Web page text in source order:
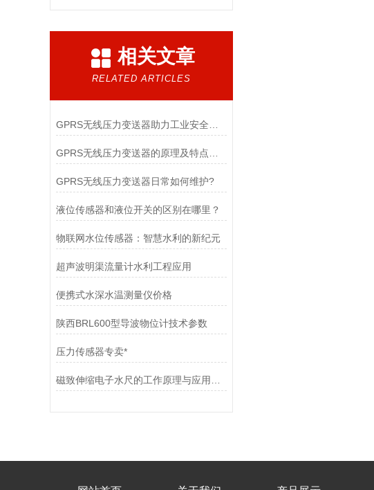
相关文章
RELATED ARTICLES
GPRS无线压力变送器日常如何维护?
液位传感器和液位开关的区别在哪里？
物联网水位传感器：智慧水利的新纪元
超声波明渠流量计水利工程应用
便携式水深水温测量仪价格
陕西BRL600型导波物位计技术参数
压力传感器专卖*